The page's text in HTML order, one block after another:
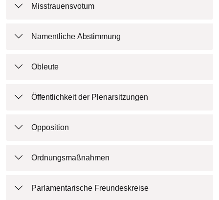
Misstrauensvotum
Namentliche Abstimmung
Obleute
Öffentlichkeit der Plenarsitzungen
Opposition
Ordnungsmaßnahmen
Parlamentarische Freundeskreise